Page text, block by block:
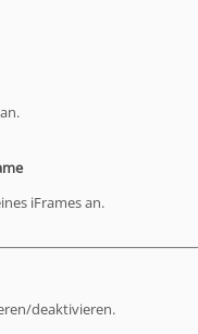
Laute und Pfarrerin
Ulrike
iFrames an.
deaktivieren.